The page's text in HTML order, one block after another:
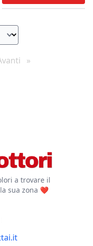
page
a trovare il
sua zona ❤️